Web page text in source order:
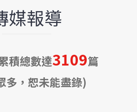
媒報導
積總數達3109篇
多，恕未能盡錄)